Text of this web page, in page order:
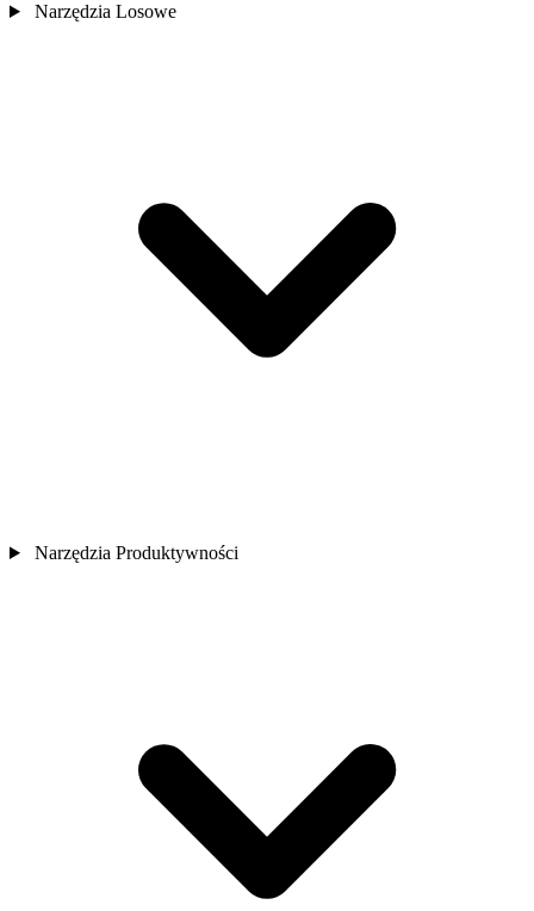
Narzędzia Losowe
Narzędzia Produktywności